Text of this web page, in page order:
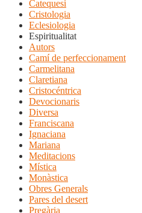
Catequesi
Cristologia
Eclesiologia
Espiritualitat
Autors
Camí de perfeccionament
Carmelitana
Claretiana
Cristocéntrica
Devocionaris
Diversa
Franciscana
Ignaciana
Mariana
Meditacions
Mística
Monàstica
Obres Generals
Pares del desert
Pregària